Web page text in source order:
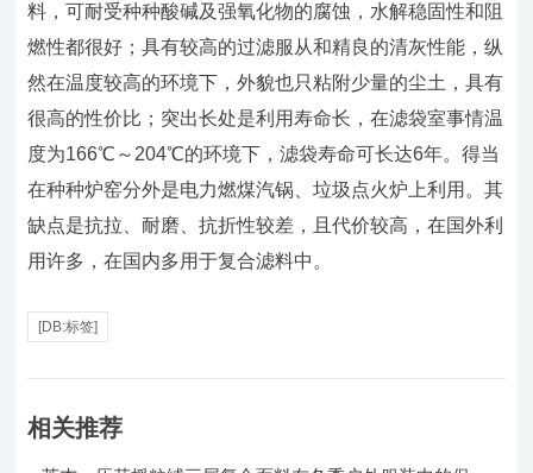
料，可耐受种种酸碱及强氧化物的腐蚀，水解稳固性和阻
燃性都很好；具有较高的过滤服从和精良的清灰性能，纵
然在温度较高的环境下，外貌也只粘附少量的尘土，具有
很高的性价比；突出长处是利用寿命长，在滤袋室事情温
度为166℃～204℃的环境下，滤袋寿命可长达6年。得当
在种种炉窑分外是电力燃煤汽锅、垃圾点火炉上利用。其
缺点是抗拉、耐磨、抗折性较差，且代价较高，在国外利
用许多，在国内多用于复合滤料中。
[DB:标签]
相关推荐